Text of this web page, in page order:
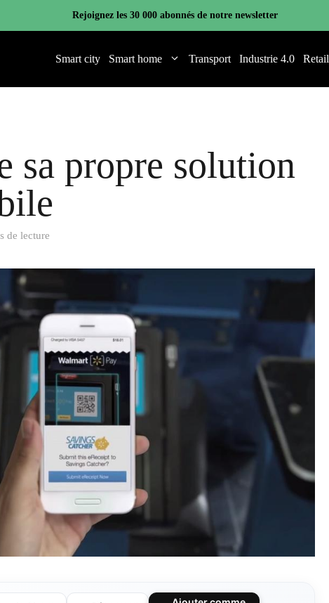
Rejoignez les 30 000 abonnés de notre newsletter
Smart city Smart home Transport Industrie 4.0 Retail
sa propre solution
de lecture